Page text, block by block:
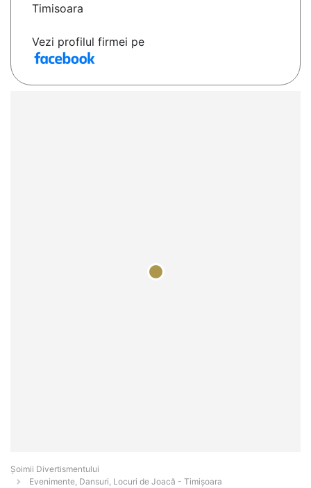
Timisoara
Vezi profilul firmei pe
Şoimii Divertismentului
Evenimente, Dansuri, Locuri de Joacă - Timişoara